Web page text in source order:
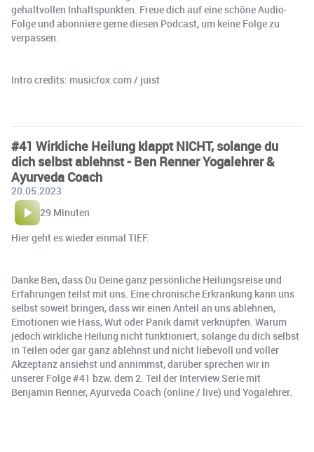
gehaltvollen Inhaltspunkten. Freue dich auf eine schöne Audio-
Folge und abonniere gerne diesen Podcast, um keine Folge zu
verpassen.
Intro credits: musicfox.com / juist
#41 Wirkliche Heilung klappt NICHT, solange du
dich selbst ablehnst - Ben Renner Yogalehrer &
Ayurveda Coach
20.05.2023
29 Minuten
Hier geht es wieder einmal TIEF.
Danke Ben, dass Du Deine ganz persönliche Heilungsreise und
Erfahrungen teilst mit uns. Eine chronische Erkrankung kann uns
selbst soweit bringen, dass wir einen Anteil an uns ablehnen,
Emotionen wie Hass, Wut oder Panik damit verknüpfen. Warum
jedoch wirkliche Heilung nicht funktioniert, solange du dich selbst
in Teilen oder gar ganz ablehnst und nicht liebevoll und voller
Akzeptanz ansiehst und annimmst, darüber sprechen wir in
unserer Folge #41 bzw. dem 2. Teil der Interview Serie mit
Benjamin Renner, Ayurveda Coach (online / live) und Yogalehrer.